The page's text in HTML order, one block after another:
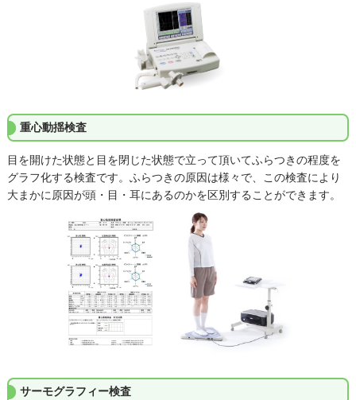
重心動揺検査
目を開けた状態と目を閉じた状態で立って頂いてふらつきの程度を
グラフ化する検査です。ふらつきの原因は様々で、この検査により
大まかに原因が頭・目・耳にあるのかを区別することができます。
サーモグラフィー検査